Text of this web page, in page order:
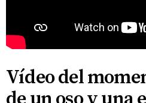
Vídeo del